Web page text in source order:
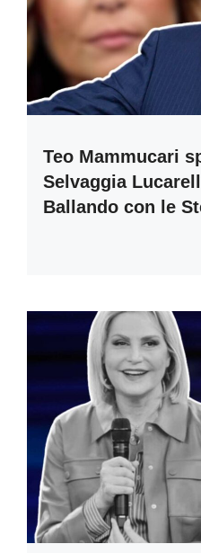
Teo Mammucari
Selvaggia
Ballando con le